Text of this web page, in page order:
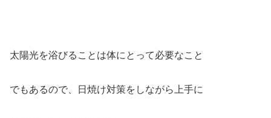
太陽光を浴びることは体にとって必要なこと
でもあるので、日焼け対策をしながら上手に